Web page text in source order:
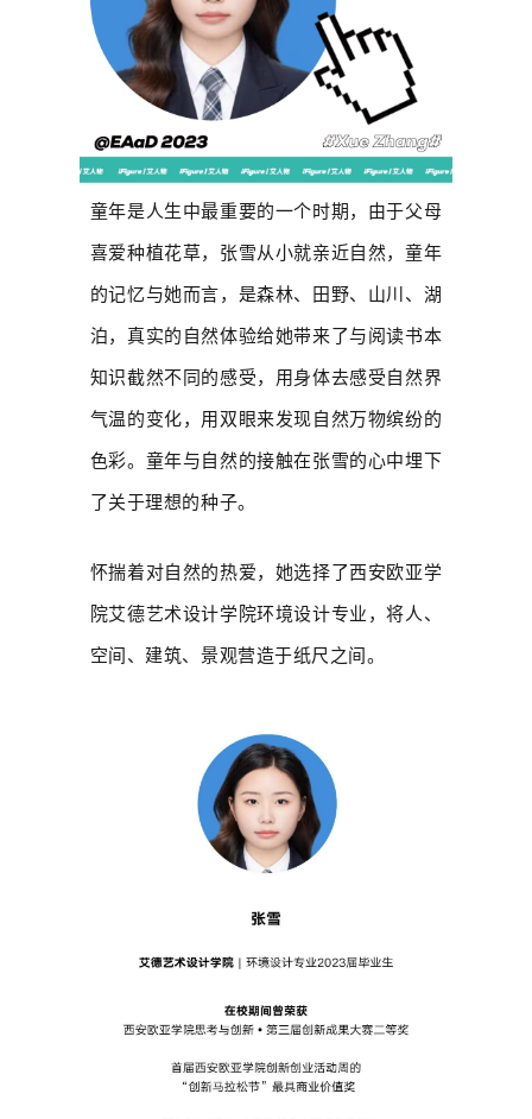
童年是人生中最重要的一个时期，由于父母
喜爱种植花草，张雪从小就亲近自然，童年
的记忆与她而言，是森林、田野、山川、湖
泊，真实的自然体验给她带来了与阅读书本
知识截然不同的感受，用身体去感受自然界
气温的变化，用双眼来发现自然万物缤纷的
色彩。童年与自然的接触在张雪的心中埋下
了关于理想的种子。
怀揣着对自然的热爱，她选择了西安欧亚学
院艾德艺术设计学院环境设计专业，将人、
空间、建筑、景观营造于纸尺之间。